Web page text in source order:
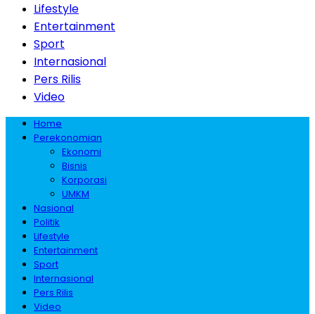
Lifestyle
Entertainment
Sport
Internasional
Pers Rilis
Video
Home
Perekonomian
Ekonomi
Bisnis
Korporasi
UMKM
Nasional
Politik
Lifestyle
Entertainment
Sport
Internasional
Pers Rilis
Video